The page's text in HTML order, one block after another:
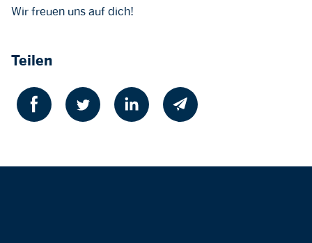
Wir freuen uns auf dich!
Teilen